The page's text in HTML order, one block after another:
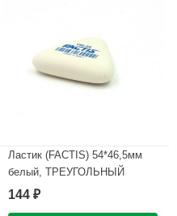
Ластик (FACTIS) 54*46,5мм
белый, ТРЕУГОЛЬНЫЙ
арт.TRI-24
144 ₽